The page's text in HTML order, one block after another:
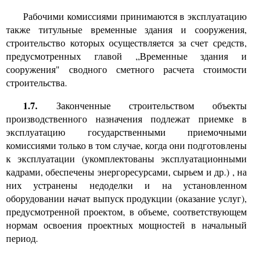
Рабочими комиссиями принимаются в эксплуатацию
также титульные временные здания и сооружения,
строительство которых осуществляется за счет средств,
предусмотренных главой „Временные здания и
сооружения" сводного сметного расчета стоимости
строительства.
1.7.
Законченные строительством объекты
производственного назначения подлежат приемке в
эксплуатацию государственными приемочными
комиссиями только в том случае, когда они подготовлены
к эксплуатации (укомплектованы эксплуатационными
кадрами, обеспечены энергоресурсами, сырьем и др.) , на
них устранены недоделки и на установленном
оборудовании начат выпуск продукции (оказание услуг),
предусмотренной проектом, в объеме, соответствующем
нормам освоения проектных мощностей в начальный
период.